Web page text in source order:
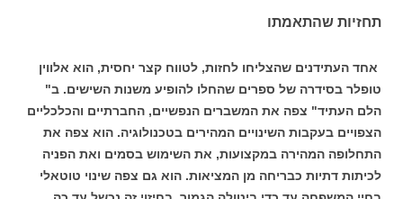
תחזיות שהתאמתו
אחד העתידנים שהצליחו לחזות, לטווח קצר יחסית, הוא אלווין
טופלר בסידרה של ספרים שהחלו להופיע משנות השישים. ב"
הלם העתיד" צפה את המשברים הנפשיים, החברתיים והכלכליים
הצפויים בעקבות השינויים המהירים בטכנולוגיה. הוא צפה את
התחלופה המהירה במקצועות, את השימוש בסמים ואת הפניה
לכיתות דתיות כבריחה מן המציאות. הוא גם צפה שינוי טוטאלי